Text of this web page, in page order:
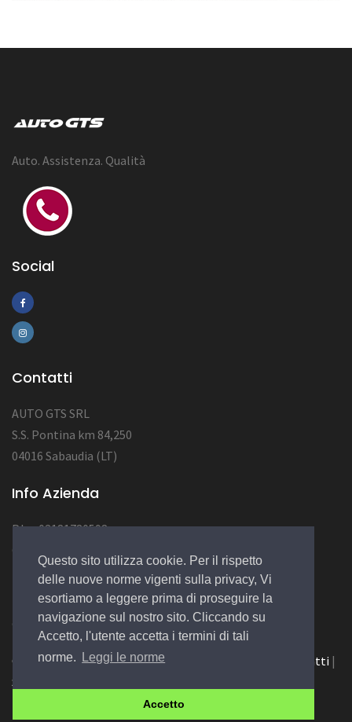
Questo sito utilizza cookie. Per il rispetto
delle nuove norme vigenti sulla privacy, Vi
esortiamo a leggere prima di proseguire la
navigazione sul nostro sito. Cliccando su
Accetto, l'utente accetta i termini di tali
norme.
Leggi le norme
Accetto
Auto. Assistenza. Qualità
Social
Contatti
AUTO GTS SRL
S.S. Pontina km 84,250
04016 Sabaudia (LT)
Info Azienda
P.Iva 03181780598
NUM REA LT123456
© 2022 Design by EGSoft
Cookie|Privacy Law|Azienda Contatti |
Siamo su Carpro.it